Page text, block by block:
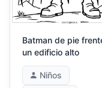
Batman de pie
un edificio alto
Niños